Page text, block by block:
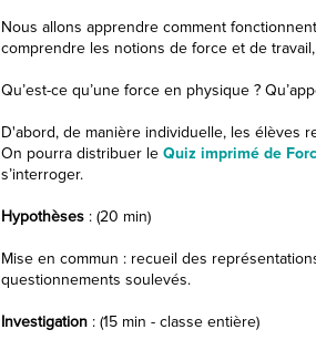
Nous allons apprendre comment
comprendre les notions de force et de
Qu’est-ce qu’une force en physique ?
D'abord, de manière individuelle, les élèves
On pourra distribuer le Quiz imprimé de
s’interroger.
Hypothèses : (20 min)
Mise en commun : recueil des
questionnements soulevés.
Investigation : (15 min - classe entière)